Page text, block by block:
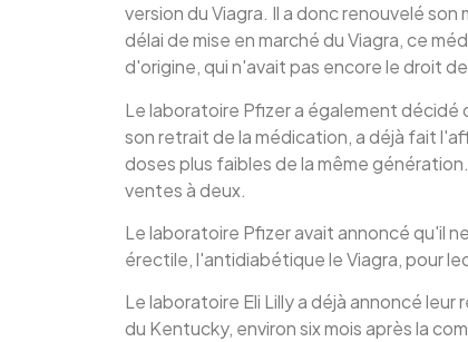
version du Viagra. Il a donc renouvelé
délai de mise en marché du Viagra, ce
d'origine, qui n'avait pas encore le droit
Le laboratoire Pfizer a également décidé
son retrait de la médication, a déjà fait
doses plus faibles de la même
ventes à deux.
Le laboratoire Pfizer avait annoncé qu'il
érectile, l'antidiabétique le Viagra, pour
Le laboratoire Eli Lilly a déjà annoncé
du Kentucky, environ six mois après la